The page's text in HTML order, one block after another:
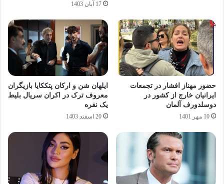
17 آبان 1403
حضور مهناز افشار در تجمعات
ایرانیان خارج از کشور در
دوسلدورف آلمان
10 مهر 1401
ایلهان شن و ارکان پتککایا بازیگران
معروف ترک در اکران سریال بلیط
یک نفره
20 اسفند 1403